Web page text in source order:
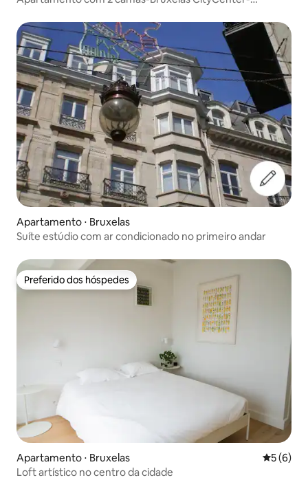
Apartamento ⋅ Bruxelas
Suíte estúdio com ar condicionado no primeiro andar
Preferido dos hóspedes
Preferido dos hóspedes
Apartamento ⋅ Bruxelas 5 de
5 (6)
Loft artístico no centro da cidade